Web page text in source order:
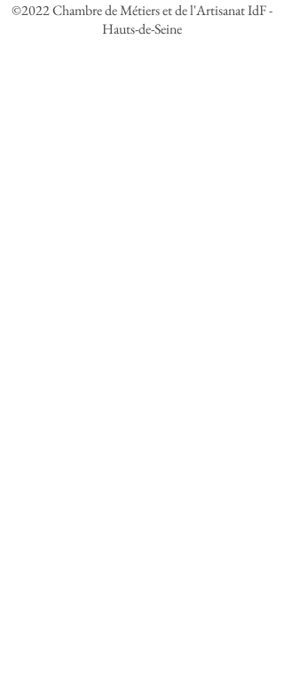
©2022 Chambre de Métiers et de l'Artisanat IdF -
Hauts-de-Seine